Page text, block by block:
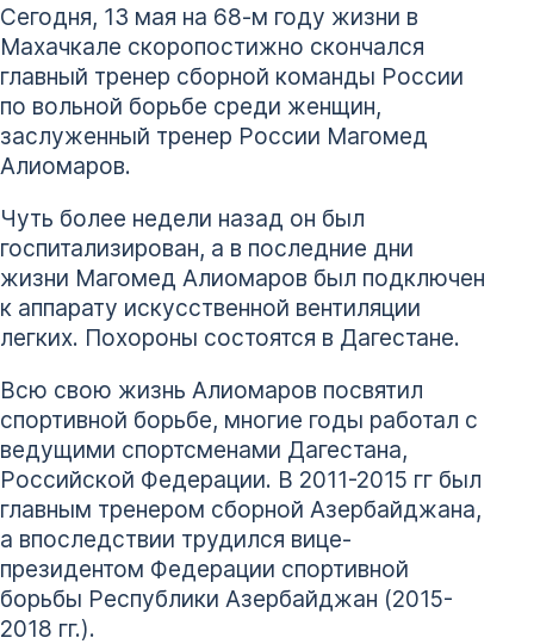
Сегодня, 13 мая на 68-м году жизни в
Махачкале скоропостижно скончался
главный тренер сборной команды России
по вольной борьбе среди женщин,
заслуженный тренер России Магомед
Алиомаров.
Чуть более недели назад он был
госпитализирован, а в последние дни
жизни Магомед Алиомаров был подключен
к аппарату искусственной вентиляции
легких. Похороны состоятся в Дагестане.
Всю свою жизнь Алиомаров посвятил
спортивной борьбе, многие годы работал с
ведущими спортсменами Дагестана,
Российской Федерации. В 2011-2015 гг был
главным тренером сборной Азербайджана,
а впоследствии трудился вице-
президентом Федерации спортивной
борьбы Республики Азербайджан (2015-
2018 гг.).